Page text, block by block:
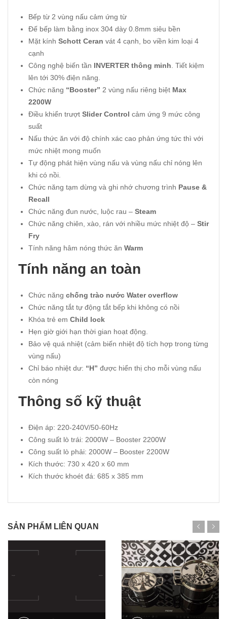
Bếp từ 2 vùng nấu cảm ứng từ
Đế bếp làm bằng inox 304 dày 0.8mm siêu bền
Mặt kính Schott Ceran vát 4 cạnh, bo viền kim loại 4
cạnh
Công nghệ biến tần INVERTER thông minh. Tiết kiệm
lên tới 30% điện năng.
Chức năng “Booster” 2 vùng nấu riêng biệt Max
2200W
Điều khiển trượt Slider Control cảm ứng 9 mức công
suất
Nấu thức ăn với độ chính xác cao phản ứng tức thì với
mức nhiệt mong muốn
Tự động phát hiện vùng nấu và vùng nấu chỉ nóng lên
khi có nồi.
Chức năng tạm dừng và ghi nhớ chương trình Pause &
Recall
Chức năng đun nước, luộc rau – Steam
Chức năng chiên, xào, rán với nhiều mức nhiệt độ – Stir
Fry
Tính năng hâm nóng thức ăn Warm
Tính năng an toàn
Chức năng chống trào nước Water overflow
Chức năng tắt tự động tắt bếp khi không có nồi
Khóa trẻ em Child lock
Hẹn giờ giới hạn thời gian hoạt động.
Bảo vệ quá nhiệt (cảm biến nhiệt độ tích hợp trong từng
vùng nấu)
Chỉ báo nhiệt dư: “H” được hiển thị cho mỗi vùng nấu
còn nóng
Thông số kỹ thuật
Điện áp: 220-240V/50-60Hz
Công suất lò trái: 2000W – Booster 2200W
Công suất lò phải: 2000W – Booster 2200W
Kích thước: 730 x 420 x 60 mm
Kích thước khoét đá: 685 x 385 mm
SẢN PHẨM LIÊN QUAN